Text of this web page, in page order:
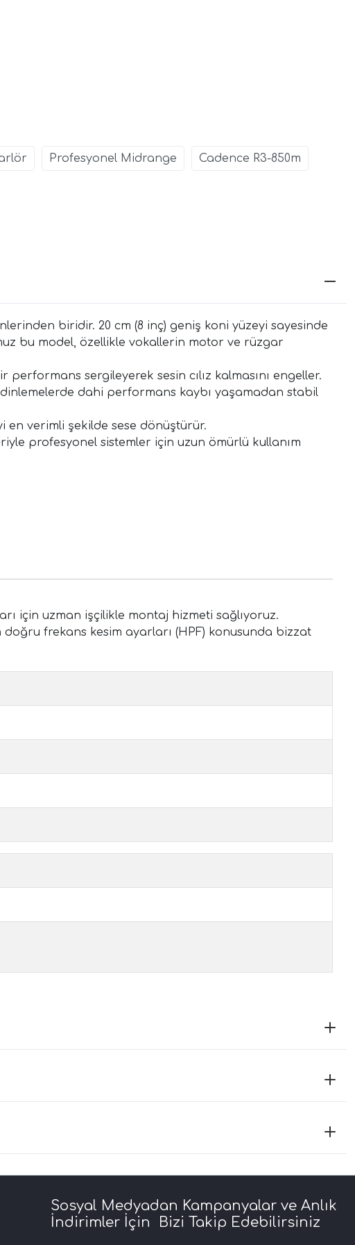
Profesyonel Midrange Cadence R3-850m
biridir. 20 cm (8 inç) geniş koni yüzeyi sayesinde
bu model, özellikle vokallerin motor ve rüzgar
sergileyerek sesin cılız kalmasını engeller.
dinlemelerde dahi performans kaybı yaşamadan stabil
en verimli şekilde sese dönüştürür.
profesyonel sistemler için uzun ömürlü kullanım
için uzman işçilikle montaj hizmeti sağlıyoruz.
frekans kesim ayarları (HPF) konusunda bizzat
Sosyal Medyadan Kampanyalar ve Anlık
İndirimler İçin Bizi Takip Edebilirsiniz